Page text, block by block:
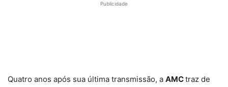
Publicidade
Quatro anos após sua última transmissão, a AMCtraz de